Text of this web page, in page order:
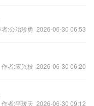
者:公冶珍勇 2026-06-30 06:53
作者:应兴枝 2026-06-30 06:20
作者:平瑗天 2026-06-30 09:12